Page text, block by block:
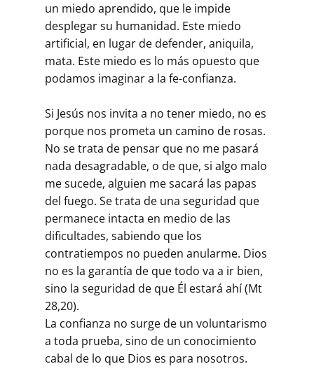
un miedo aprendido, que le impide
desplegar su humanidad. Este miedo
artificial, en lugar de defender, aniquila,
mata. Este miedo es lo más opuesto que
podamos imaginar a la fe-confianza.
Si Jesús nos invita a no tener miedo, no es
porque nos prometa un camino de rosas.
No se trata de pensar que no me pasará
nada desagradable, o de que, si algo malo
me sucede, alguien me sacará las papas
del fuego. Se trata de una seguridad que
permanece intacta en medio de las
dificultades, sabiendo que los
contratiempos no pueden anularme. Dios
no es la garantía de que todo va a ir bien,
sino la seguridad de que Él estará ahí (Mt
28,20).
La confianza no surge de un voluntarismo
a toda prueba, sino de un conocimiento
cabal de lo que Dios es para nosotros.